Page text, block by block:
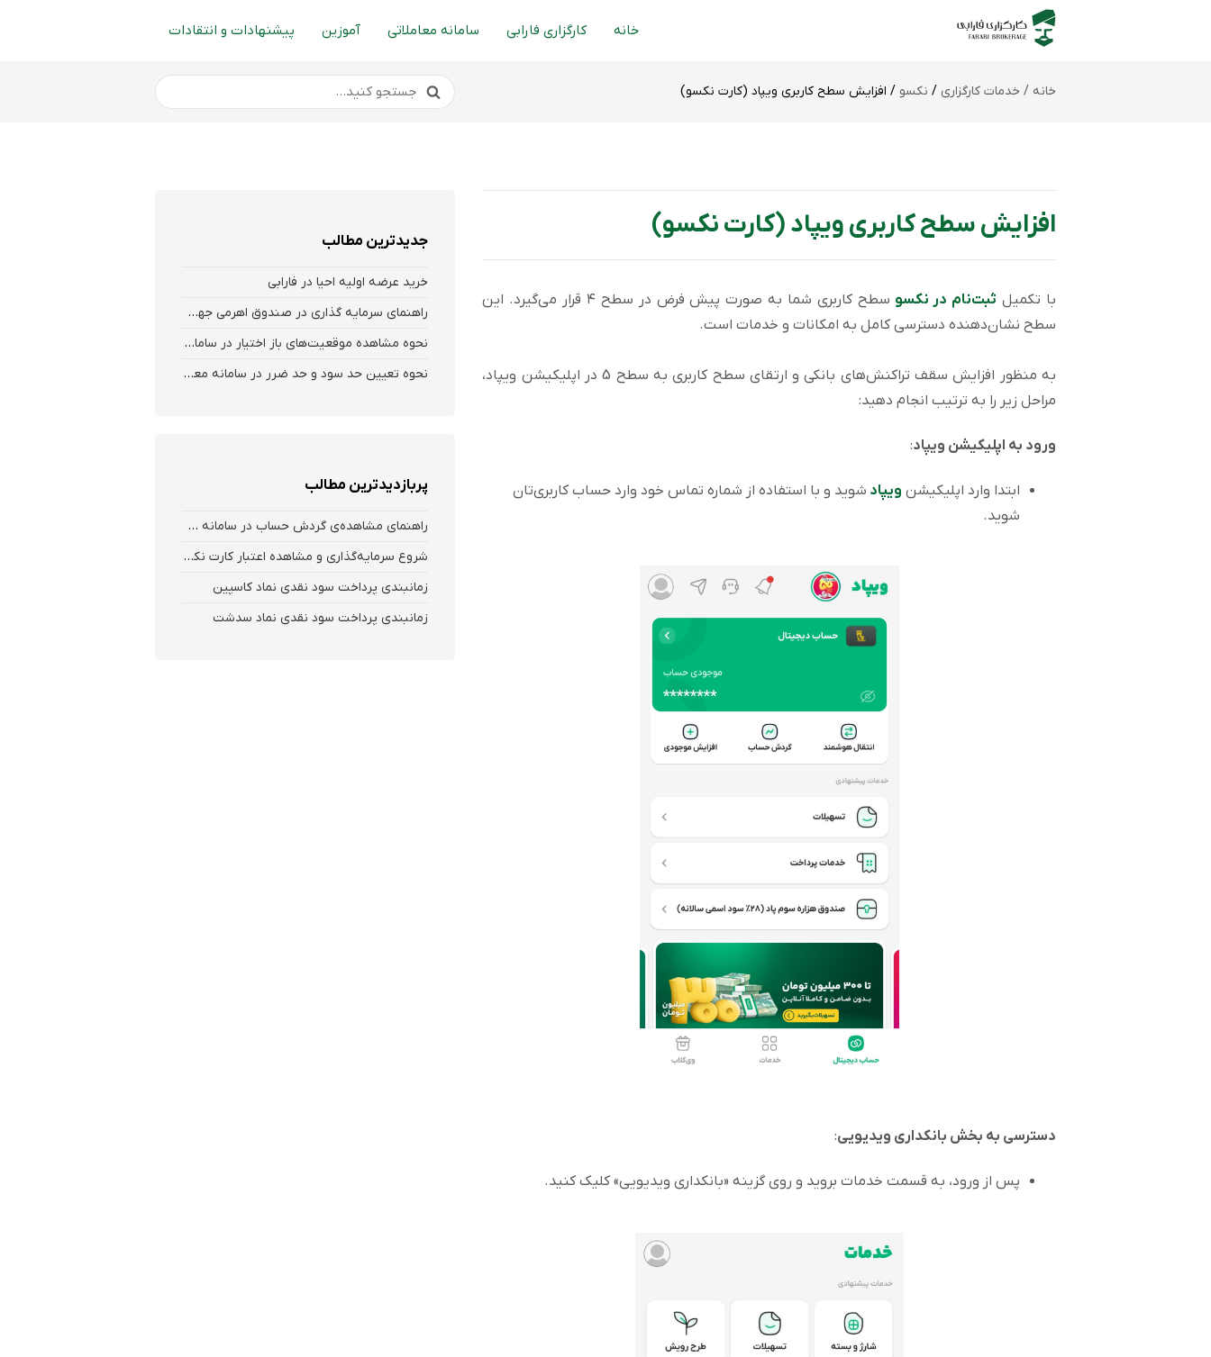
خانه کارگزاری فارابی سامانه معاملاتی آموزین پیشنهادات و انتقادات
خانه / خدمات کارگزاری / نکسو / افزایش سطح کاربری ویپاد (کارت نکسو)
افزایش سطح کاربری ویپاد (کارت نکسو)
با تکمیل ثبت‌نام در نکسو
سطح کاربری شما به صورت پیش فرض در سطح ۴ قرار می‌گیرد. این
سطح نشان‌دهنده دسترسی کامل به امکانات و خدمات است.
به منظور افزایش سقف تراکنش‌های بانکی و ارتقای سطح کاربری به سطح 5 در اپلیکیشن ویپاد،
مراحل زیر را به ترتیب انجام دهید:
ورود به اپلیکیشن ویپاد:
ابتدا وارد اپلیکیشن ویپاد شوید و با استفاده از شماره تماس خود وارد حساب کاربری‌تان
شوید.
دسترسی به بخش بانکداری ویدیویی:
پس از ورود، به قسمت خدمات بروید و روی گزینه «بانکداری ویدیویی» کلیک کنید.
جدیدترین مطالب
خرید عرضه اولیه احیا در فارابی
راهنمای سرمایه گذاری در صندوق اهرمی جهش
نحوه‌ مشاهده‌ موقعیت‌های باز اختیار در سامانه هلیوم و نکست
نحوه تعیین حد سود و حد ضرر در سامانه معاملاتی کارگزاری فارابی
پربازدیدترین مطالب
راهنمای مشاهده‌ی گردش حساب در سامانه معاملاتی ریواس
شروع سرمایه‌گذاری و مشاهده اعتبار کارت نکسو
زمانبندی پرداخت سود نقدی نماد کاسپین
زمانبندی پرداخت سود نقدی نماد سدشت